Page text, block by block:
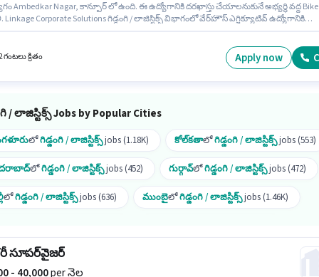
Ambedkar Nagar, కాన్పూర్ లో ఉంది. ఈ ఉద్యోగానికి దరఖాస్తు చేయాలనుకునే అభ్యర్థి వద్ద Bike
Corporate Solutions గిడ్డంగి / లాజిస్టిక్స్ విభాగంలో వేర్‌హౌస్ ఎగ్జిక్యూటివ్ ఉద్యోగానికి
అర్హత పొందేందుకు అభ్యర్థికి Inventory Control, Order Picking, Order Processing,
Stock Taking, Freight Forwarding వంటి నైపుణ్యాలు ఉండాలి.
గంటలు క్రితం Apply now
/ లాజిస్టిక్స్ Jobs by Popular Cities
లోగిడ్డంగి / లాజిస్టిక్స్jobs (1.18K) కోల్‌కతాలోగిడ్డంగి / లాజిస్టిక్స్jobs (553)
లోగిడ్డంగి / లాజిస్టిక్స్jobs (452) గుర్గావ్లోగిడ్డంగి / లాజిస్టిక్స్jobs (472)
లోగిడ్డంగి / లాజిస్టిక్స్jobs (636) ముంబైలోగిడ్డంగి / లాజిస్టిక్స్jobs (1.46K)
లోగిడ్డంగి / లాజిస్టిక్స్
సూపర్‌వైజర్
- 40,000per నెల